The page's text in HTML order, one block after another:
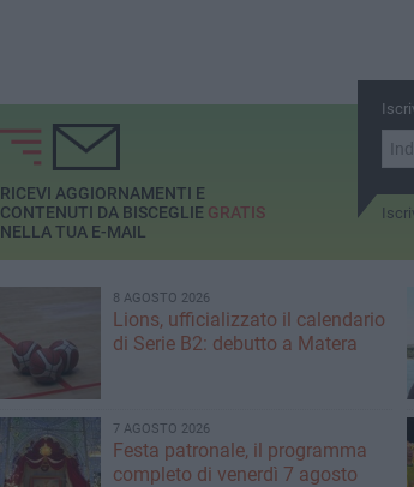
RICEVI AGGIORNAMENTI E
CONTENUTI DA BISCEGLIE GRATIS
NELLA TUA E-MAIL
8 AGOSTO 2026
Lions, ufficializzato il calendario
di Serie B2: debutto a Matera
7 AGOSTO 2026
Festa patronale, il programma
completo di venerdì 7 agosto